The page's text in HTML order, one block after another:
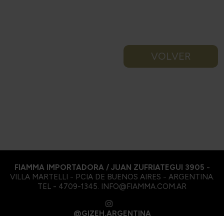
VOLVER
FIAMMA IMPORTADORA / JUAN ZUFRIATEGUI 3905 -
VILLA MARTELLI - PCIA DE BUENOS AIRES - ARGENTINA.
TEL - 4709-1345. INFO@FIAMMA.COM.AR
@GIZEH.ARGENTINA